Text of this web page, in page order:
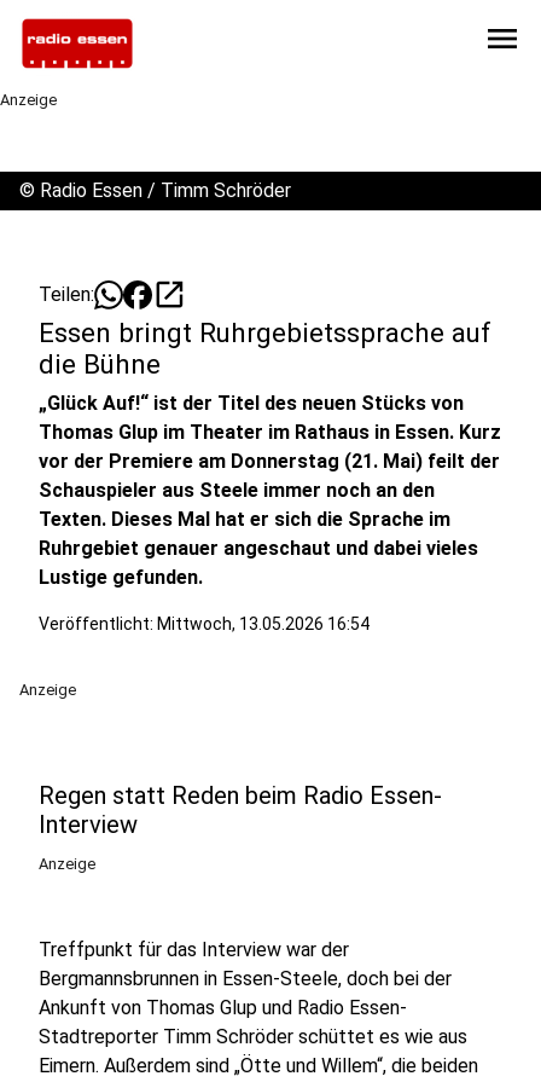
menu
Anzeige
© Radio Essen / Timm Schröder
Teilen: open_in_new
Essen bringt Ruhrgebietssprache auf
die Bühne
„Glück Auf!“ ist der Titel des neuen Stücks von
Thomas Glup im Theater im Rathaus in Essen. Kurz
vor der Premiere am Donnerstag (21. Mai) feilt der
Schauspieler aus Steele immer noch an den
Texten. Dieses Mal hat er sich die Sprache im
Ruhrgebiet genauer angeschaut und dabei vieles
Lustige gefunden.
Veröffentlicht: Mittwoch, 13.05.2026 16:54
Anzeige
Regen statt Reden beim Radio Essen-
Interview
Anzeige
Treffpunkt für das Interview war der
Bergmannsbrunnen in Essen-Steele, doch bei der
Ankunft von Thomas Glup und Radio Essen-
Stadtreporter Timm Schröder schüttet es wie aus
Eimern. Außerdem sind „Ötte und Willem“, die beiden